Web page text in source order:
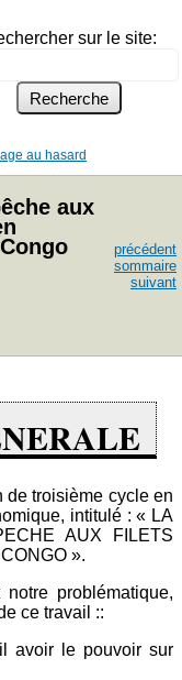
sur le site:
au hasard
aux
précédent
sommaire
suivant
de troisième cycle en
intitulé : « LA
AUX FILETS
».
problématique,
ce travail ::
avoir le pouvoir sur